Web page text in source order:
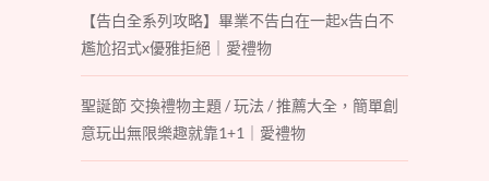
【告白全系列攻略】畢業不告白在一起x告白不
尷尬招式x優雅拒絕｜愛禮物
聖誕節 交換禮物主題 / 玩法 / 推薦大全，簡單創
意玩出無限樂趣就靠1+1｜愛禮物